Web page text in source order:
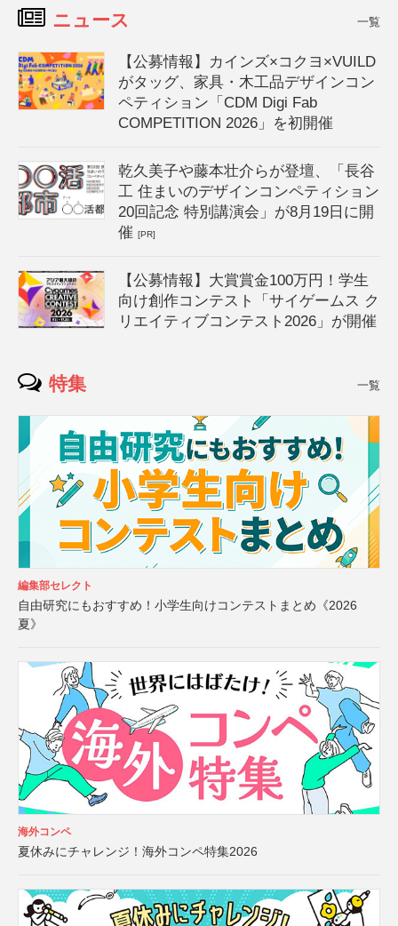
ニュース 一覧
【公募情報】カインズ×コクヨ×VUILD
がタッグ、家具・木工品デザインコン
ペティション「CDM Digi Fab
COMPETITION 2026」を初開催
乾久美子や藤本壮介らが登壇、「長谷
工 住まいのデザインコンペティション
20回記念 特別講演会」が8月19日に開
催[PR]
【公募情報】大賞賞金100万円！学生
向け創作コンテスト「サイゲームス ク
リエイティブコンテスト2026」が開催
特集 一覧
編集部セレクト
自由研究にもおすすめ！小学生向けコンテストまとめ《2026
夏》
海外コンペ
夏休みにチャレンジ！海外コンペ特集2026